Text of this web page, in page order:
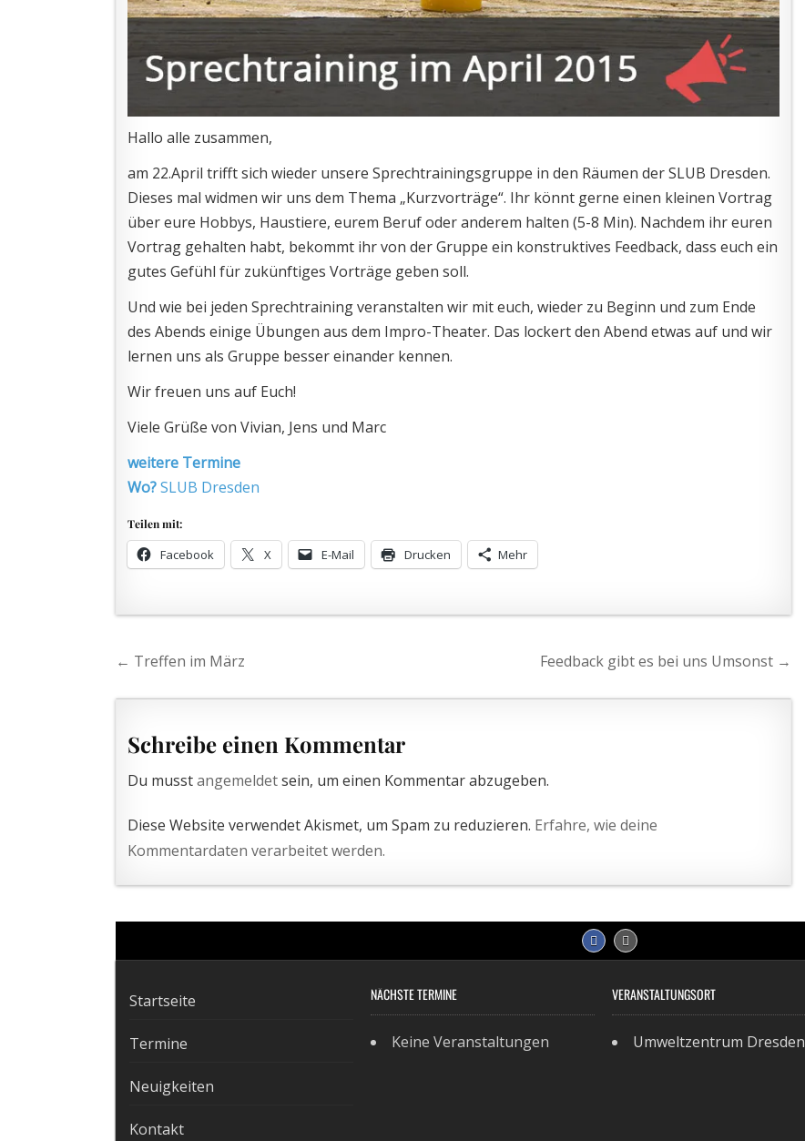
Hallo alle zusammen,
am 22.April trifft sich wieder unsere Sprechtrainingsgruppe in den Räumen der SLUB Dresden.
Dieses mal widmen wir uns dem Thema „Kurzvorträge“. Ihr könnt gerne einen kleinen Vortrag
über eure Hobbys, Haustiere, eurem Beruf oder anderem halten (5-8 Min). Nachdem ihr euren
Vortrag gehalten habt, bekommt ihr von der Gruppe ein konstruktives Feedback, dass euch ein
gutes Gefühl für zukünftiges Vorträge geben soll.
Und wie bei jeden Sprechtraining veranstalten wir mit euch, wieder zu Beginn und zum Ende
des Abends einige Übungen aus dem Impro-Theater. Das lockert den Abend etwas auf und wir
lernen uns als Gruppe besser einander kennen.
Wir freuen uns auf Euch!
Viele Grüße von Vivian, Jens und Marc
weitere Termine
Wo?SLUB Dresden
Teilen mit:
Facebook X E-Mail Drucken Mehr
Beitragsnavigation
← Treffen im März Feedback gibt es bei uns Umsonst →
Schreibe einen Kommentar
Du musstangemeldetsein, um einen Kommentar abzugeben.
Diese Website verwendet Akismet, um Spam zu reduzieren. Erfahre, wie deine
Kommentardaten verarbeitet werden.
Startseite
Termine
Neuigkeiten
Kontakt
NÄCHSTE TERMINE
Keine Veranstaltungen
VERANSTALTUNGSORT
Umweltzentrum Dresden